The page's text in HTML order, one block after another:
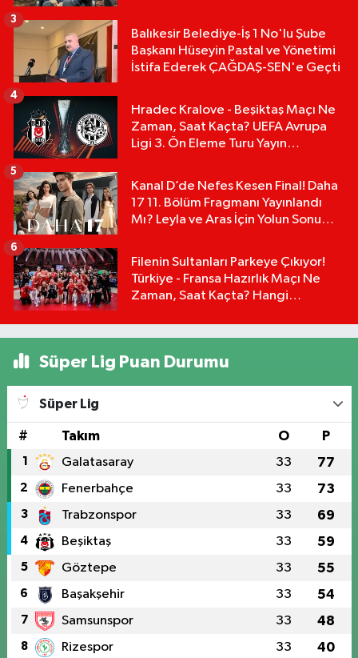
Balıkesir Belediye-İş 1 No'lu Şube
Başkanı Hüseyin Pastal ve Yönetimi
İstifa Ederek ÇAĞDAŞ-SEN'e Geçti
3
Hradec Kralove - Beşiktaş Maçı Ne
Zaman, Saat Kaçta? UEFA Avrupa
Ligi 3. Ön Eleme Turu Yayın
4
Kanal D’de Nefes Kesen Final! Daha
17 11. Bölüm Fragmanı Yayınlandı
Mı? Leyla ve Aras İçin Yolun Sonu
5
Filenin Sultanları Parkeye Çıkıyor!
Türkiye - Fransa Hazırlık Maçı Ne
Zaman, Saat Kaçta? Hangi
6
Süper Lig Puan Durumu
Süper Lig
# Takım O P
1 Galatasaray 33 77
2 Fenerbahçe 33 73
3 Trabzonspor 33 69
4 Beşiktaş 33 59
5 Göztepe 33 55
6 Başakşehir 33 54
7 Samsunspor 33 48
8 Rizespor 33 40